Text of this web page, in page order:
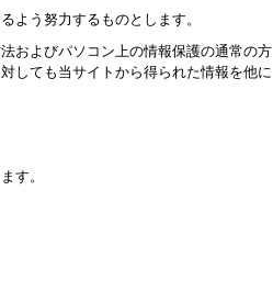
よう努力するものとします。
およびパソコン上の情報保護の通常の方
しても当サイトから得られた情報を他に
す。